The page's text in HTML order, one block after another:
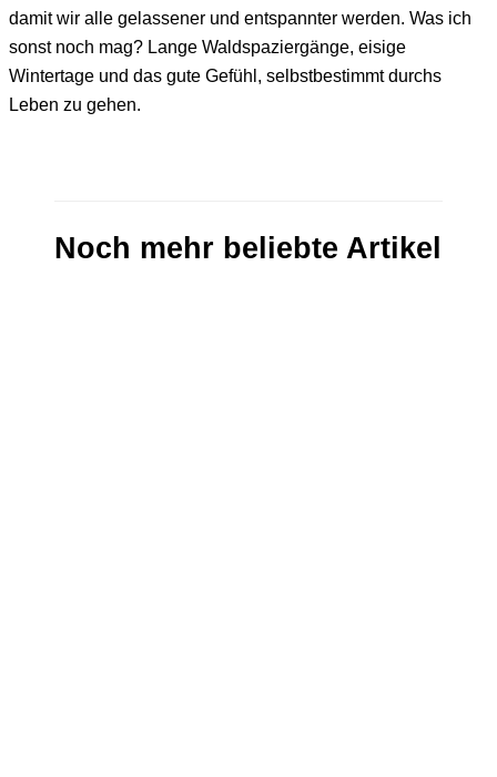
damit wir alle gelassener und entspannter werden. Was ich
sonst noch mag? Lange Waldspaziergänge, eisige
Wintertage und das gute Gefühl, selbstbestimmt durchs
Leben zu gehen.
Noch mehr beliebte Artikel